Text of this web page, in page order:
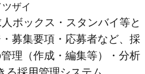
ツザイ
ボックス・スタンバイ等と
募集要項・応募者など、採
理（作成・編集等）・分析